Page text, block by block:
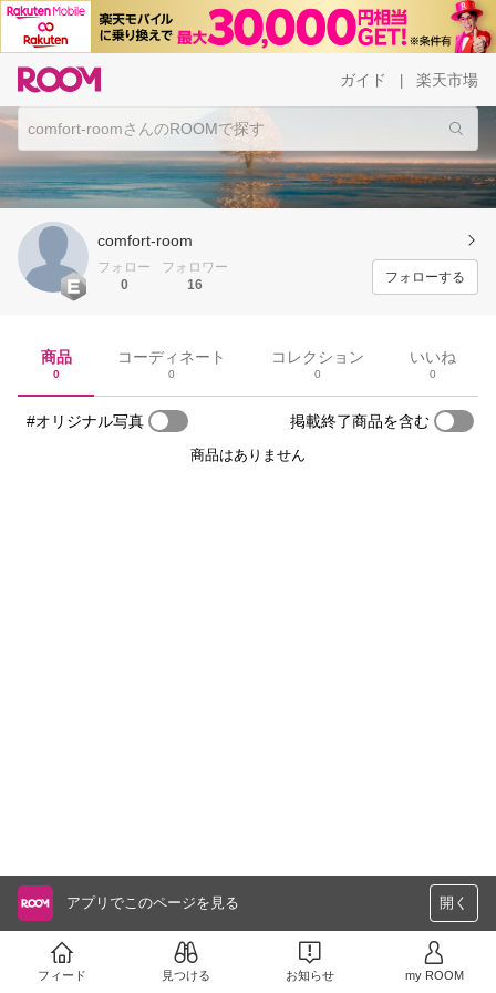
ガイド 楽天市場
comfort-room
フォロー
0
フォロワー
16
フォローする
商品
0
コーディネート
0
コレクション
0
いいね
0
#オリジナル写真 掲載終了商品を含む
商品はありません
アプリでこのページを見る 開く
フィード 見つける お知らせ my ROOM